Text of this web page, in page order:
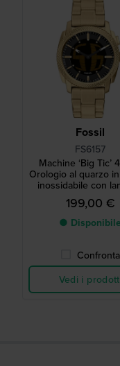
Fossil
FS6157
Machine ‘Big Ticʼ
Orologio al quarzo
inossidabile con
analogiche e199,00 €
● Disponibile
Confronta
Vedi i